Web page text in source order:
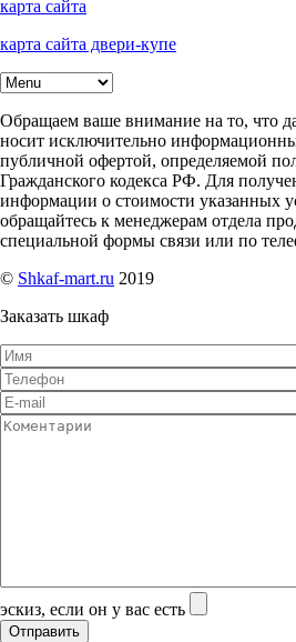
карта сайта
карта сайта двери-купе
Обращаем ваше внимание на то, что
носит исключительно
публичной офертой, определяемой
Гражданского кодекса РФ. Для
информации о стоимости указанных
обращайтесь к менеджерам отдела
специальной формы связи или по
© Shkaf-mart.ru 2019
Заказать шкаф
эскиз, если он у вас есть